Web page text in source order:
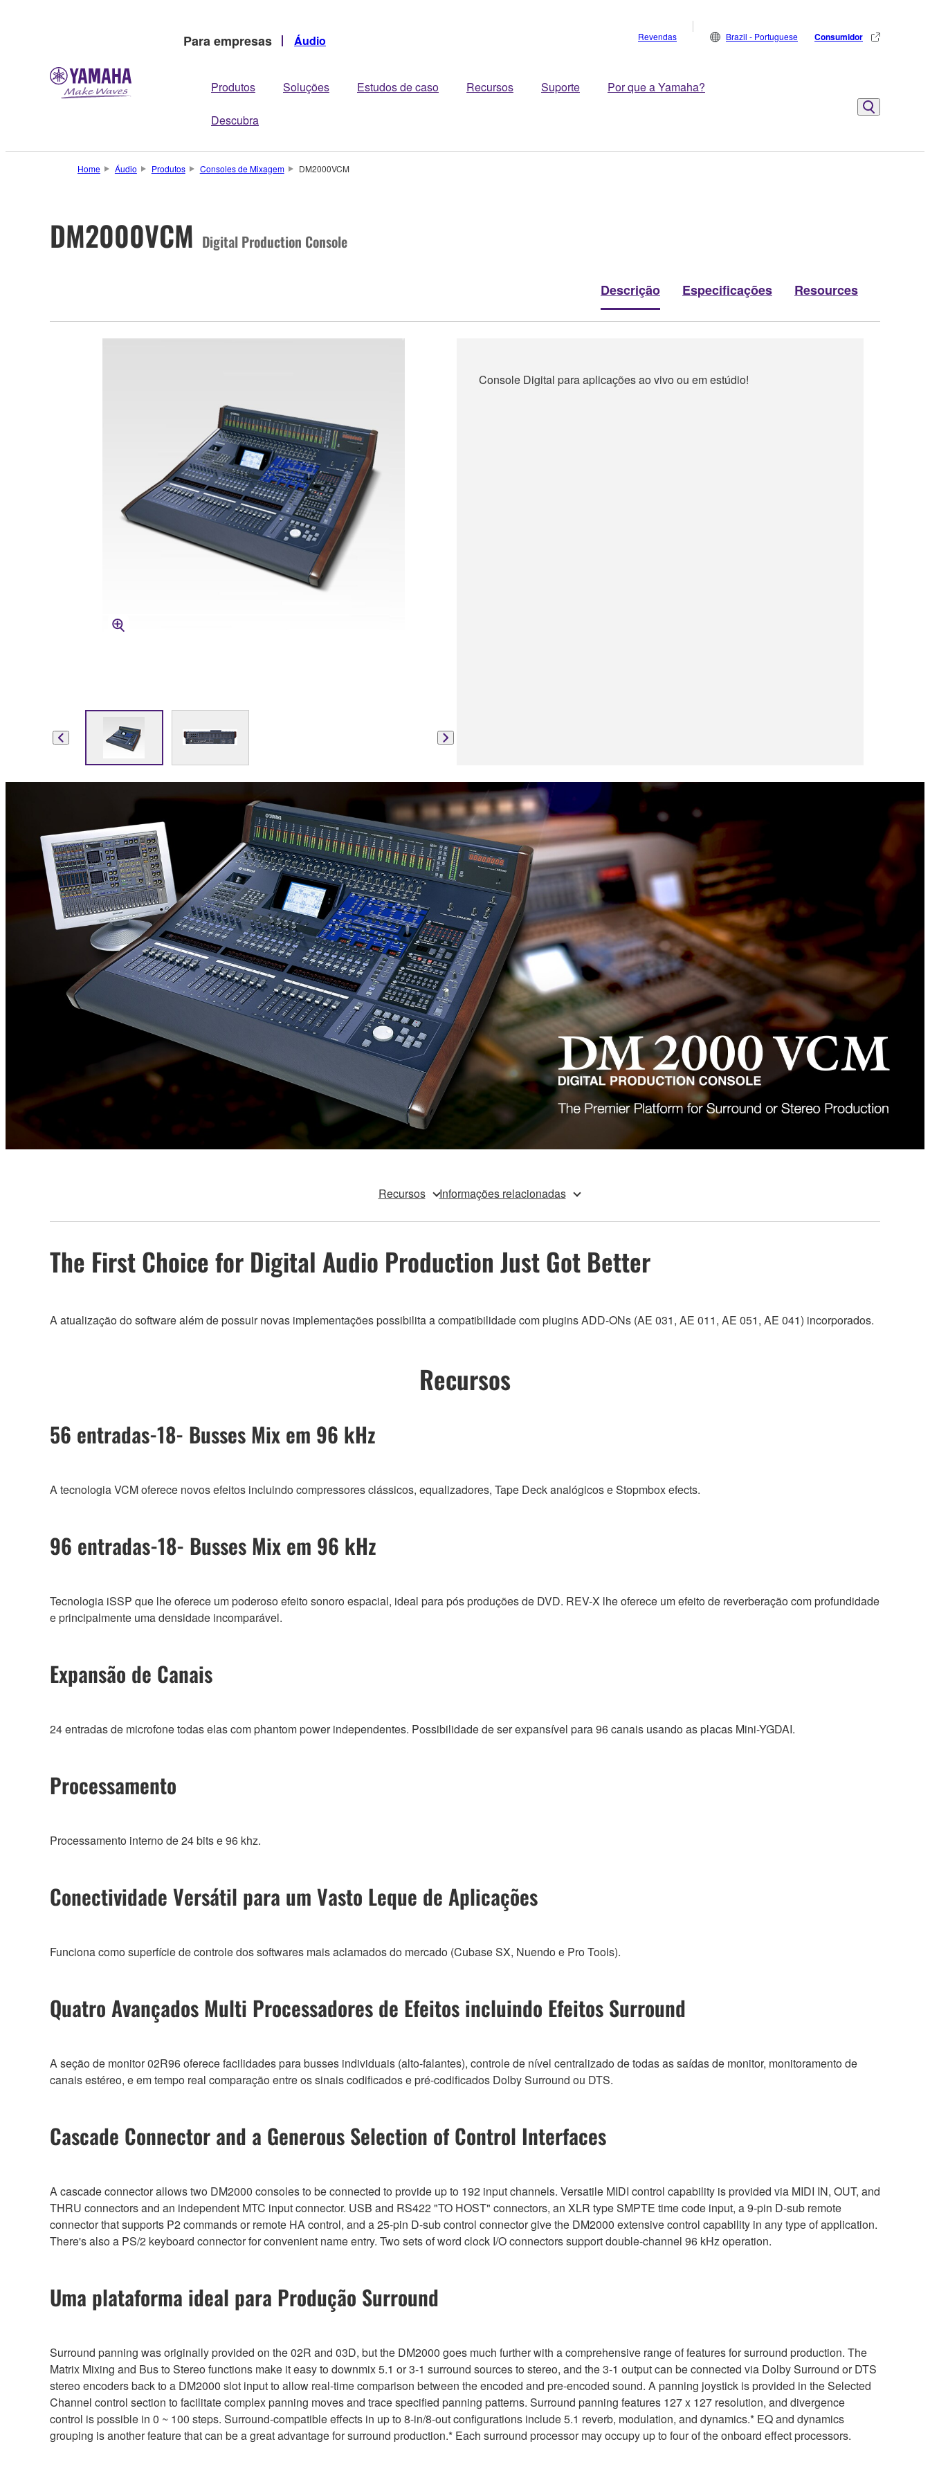
Para empresas Áudio
Produtos Soluções Estudos de caso Recursos Suporte Por que a Yamaha?
Descubra
Revendas Brazil - Portuguese Consumidor
Home Áudio Produtos Consoles de Mixagem DM2000VCM
DM2000VCM Digital Production Console
Descrição Especificações Resources
Console Digital para aplicações ao vivo ou em estúdio!
Recursos Informações relacionadas
The First Choice for Digital Audio Production Just Got Better
A atualização do software além de possuir novas implementações possibilita a compatibilidade com plugins ADD-ONs (AE 031, AE 011, AE 051, AE 041) incorporados.
Recursos
56 entradas-18- Busses Mix em 96 kHz
A tecnologia VCM oferece novos efeitos incluindo compressores clássicos, equalizadores, Tape Deck analógicos e Stopmbox efects.
96 entradas-18- Busses Mix em 96 kHz
Tecnologia iSSP que lhe oferece um poderoso efeito sonoro espacial, ideal para pós produções de DVD. REV-X lhe oferece um efeito de reverberação com profundidade
e principalmente uma densidade incomparável.
Expansão de Canais
24 entradas de microfone todas elas com phantom power independentes. Possibilidade de ser expansível para 96 canais usando as placas Mini-YGDAI.
Processamento
Processamento interno de 24 bits e 96 khz.
Conectividade Versátil para um Vasto Leque de Aplicações
Funciona como superfície de controle dos softwares mais aclamados do mercado (Cubase SX, Nuendo e Pro Tools).
Quatro Avançados Multi Processadores de Efeitos incluindo Efeitos Surround
A seção de monitor 02R96 oferece facilidades para busses individuais (alto-falantes), controle de nível centralizado de todas as saídas de monitor, monitoramento de
canais estéreo, e em tempo real comparação entre os sinais codificados e pré-codificados Dolby Surround ou DTS.
Cascade Connector and a Generous Selection of Control Interfaces
A cascade connector allows two DM2000 consoles to be connected to provide up to 192 input channels. Versatile MIDI control capability is provided via MIDI IN, OUT, and
THRU connectors and an independent MTC input connector. USB and RS422 "TO HOST" connectors, an XLR type SMPTE time code input, a 9-pin D-sub remote
connector that supports P2 commands or remote HA control, and a 25-pin D-sub control connector give the DM2000 extensive control capability in any type of application.
There's also a PS/2 keyboard connector for convenient name entry. Two sets of word clock I/O connectors support double-channel 96 kHz operation.
Uma plataforma ideal para Produção Surround
Surround panning was originally provided on the 02R and 03D, but the DM2000 goes much further with a comprehensive range of features for surround production. The
Matrix Mixing and Bus to Stereo functions make it easy to downmix 5.1 or 3-1 surround sources to stereo, and the 3-1 output can be connected via Dolby Surround or DTS
stereo encoders back to a DM2000 slot input to allow real-time comparison between the encoded and pre-encoded sound. A panning joystick is provided in the Selected
Channel control section to facilitate complex panning moves and trace specified panning patterns. Surround panning features 127 x 127 resolution, and divergence
control is possible in 0 ~ 100 steps. Surround-compatible effects in up to 8-in/8-out configurations include 5.1 reverb, modulation, and dynamics.* EQ and dynamics
grouping is another feature that can be a great advantage for surround production.* Each surround processor may occupy up to four of the onboard effect processors.